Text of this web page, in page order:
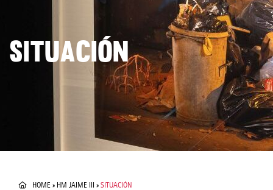
SITUACIÓN
HOME » HM JAIME III » SITUACIÓN